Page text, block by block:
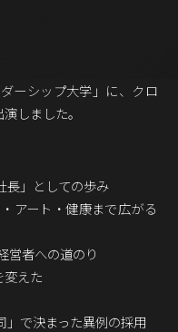
ミー」
経営者」
ーシップ大学」に、クロ
しました。
長」としての歩み
アート・健康まで広がる
営者への道のり
変えた
」で決まった異例の採用